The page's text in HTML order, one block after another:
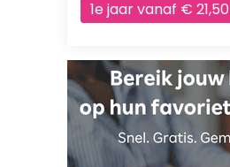
1e jaar vanaf € 21,50